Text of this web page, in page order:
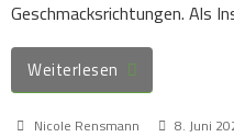
Geschmacksrichtungen. Als
Weiterlesen
Nicole Rensmann
8. Juni